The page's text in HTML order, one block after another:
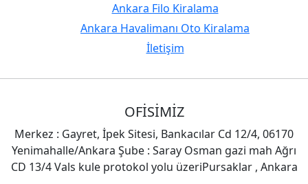
Ankara Filo Kiralama
Ankara Havalimanı Oto Kiralama
İletişim
OFİSİMİZ
Merkez : Gayret, İpek Sitesi, Bankacılar Cd 12/4, 06170
Yenimahalle/Ankara Şube : Saray Osman gazi mah Ağrı
CD 13/4 Vals kule protokol yolu üzeriPursaklar , Ankara